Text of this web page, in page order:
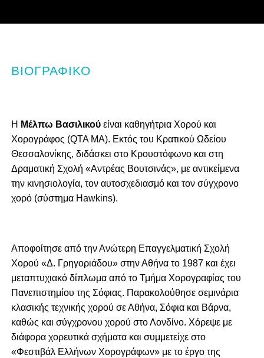
ΒΙΟΓΡΑΦΙΚΌ
Η Μέλπω Βασιλικού είναι καθηγήτρια Χορού και
Χορογράφος (QTA MA). Εκτός του Κρατικού Ωδείου
Θεσσαλονίκης, διδάσκει στο Κρουστόφωνο και στη
Δραματική Σχολή «Αντρέας Βουτσινάς», με αντικείμενα
την κινησιολογία, τον αυτοσχεδιασμό και τον σύγχρονο
χορό (σύστημα Hawkins).
Aποφοίτησε από την Ανώτερη Επαγγελματική Σχολή
Χορού «Δ. Γρηγοριάδου» στην Αθήνα το 1987 και έχει
μεταπτυχιακό δίπλωμα από το Τμήμα Χορογραφίας του
Πανεπιστημίου της Σόφιας. Παρακολούθησε σεμινάρια
κλασικής τεχνικής χορού σε Αθήνα, Σόφια και Βάρνα,
καθώς και σύγχρονου χορού στο Λονδίνο. Χόρεψε με
διάφορα χορευτικά σχήματα και συμμετείχε στο
«Φεστιβάλ Ελλήνων Χορογράφων» με το έργο της